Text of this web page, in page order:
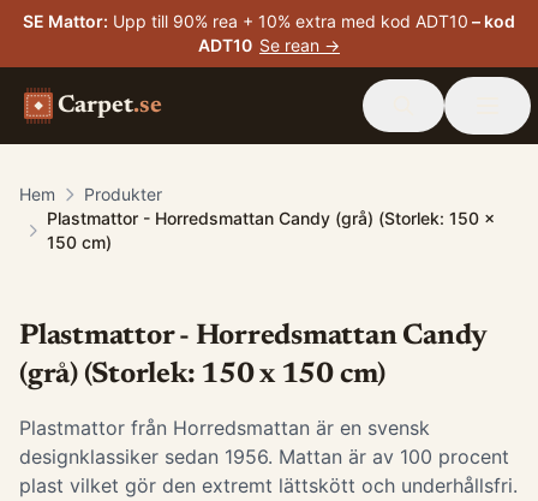
SE Mattor: Upp till 90% rea + 10% extra med kod ADT10 – kod
ADT10 Se rean →
Carpet.se
Hem
Produkter
Plastmattor - Horredsmattan Candy (grå) (Storlek: 150 x
150 cm)
Plastmattor - Horredsmattan Candy
(grå) (Storlek: 150 x 150 cm)
Plastmattor från Horredsmattan är en svensk
designklassiker sedan 1956. Mattan är av 100 procent
plast vilket gör den extremt lättskött och underhållsfri.